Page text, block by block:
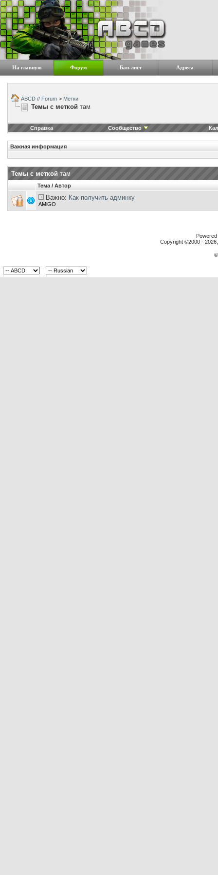
На главную Форум Бан-лист Адреса
ABCD // Forum > Метки
Темы с меткой там
Справка Сообщество
Важная информация
Темы с меткой там
Тема / Автор
Важно: Как получить админку
AMiGO
Copyright ©2000 -
©